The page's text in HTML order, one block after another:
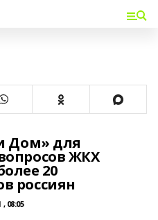
Дом» для
ЖКХ
20
россиян
08:05